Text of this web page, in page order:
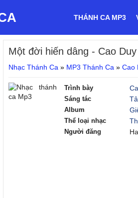
THÁNH CA MP3
Một đời hiến dâng - Cao Duy
Nhạc Thánh Ca » MP3 Thánh Ca »Cao
Trình bày
Sáng tác
Album
Thể loại nhạc
Người đăng